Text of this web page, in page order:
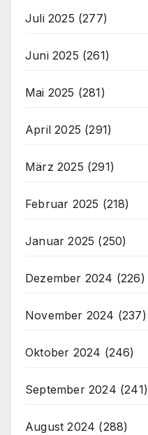
Juli 2025 (277)
Juni 2025 (261)
Mai 2025 (281)
April 2025 (291)
März 2025 (291)
Februar 2025 (218)
Januar 2025 (250)
Dezember 2024 (226)
November 2024 (237)
Oktober 2024 (246)
September 2024 (241)
August 2024 (288)